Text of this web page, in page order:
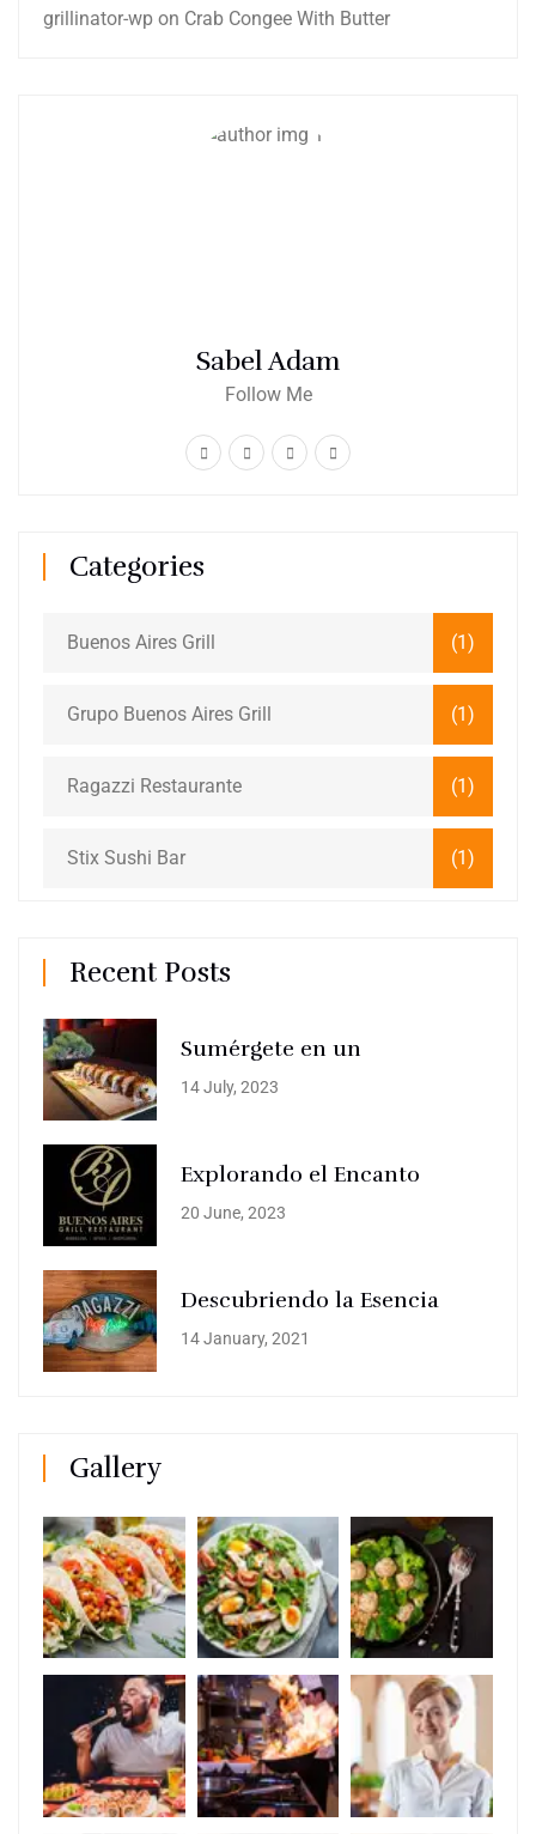
grillinator-wp on Crab Congee With Butter
Sabel Adam
Follow Me
Categories
Buenos Aires Grill (1)
Grupo Buenos Aires Grill (1)
Ragazzi Restaurante (1)
Stix Sushi Bar (1)
Recent Posts
Sumérgete en un
14 July, 2023
Explorando el Encanto
20 June, 2023
Descubriendo la Esencia
14 January, 2021
Gallery